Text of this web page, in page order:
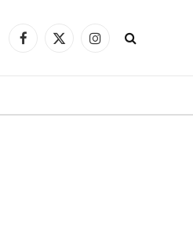
Facebook
X
Instagram